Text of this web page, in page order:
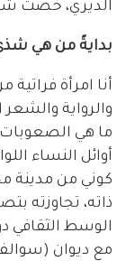
الديري، خصت شبكة
بدايةً من هي
أنا امرأة
والرواية
ما هي
أوائل النساء
كوني من مدينة
ذاته، تجاوزته
الوسط الثقافي
مع ديوان